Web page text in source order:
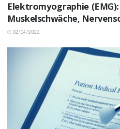
Elektromyographie
Muskelschwäche,
02/04/2022